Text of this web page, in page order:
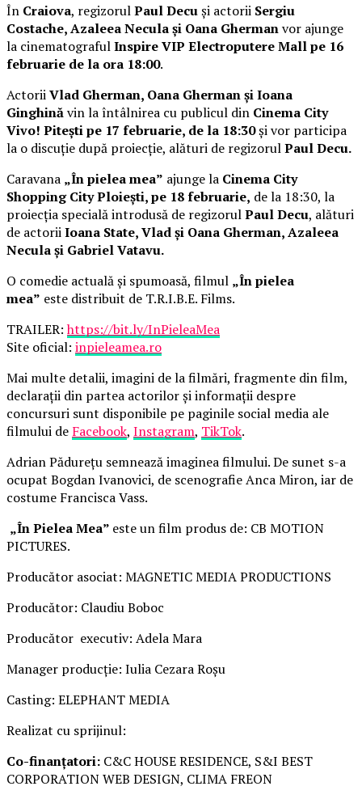
În Craiova, regizorulPaul Decuși actorii Sergiu
Costache, Azaleea Necula și Oana Ghermanvor ajunge
la cinematografulInspire VIP Electroputere Mall pe 16
februarie de la ora 18:00.
ActoriiVlad Gherman, Oana Gherman și Ioana
Ginghinăvin la întâlnirea cu publicul din Cinema City
Vivo! Pitești pe 17 februarie, de la 18:30și vor participa
la o discuție după proiecție, alături de regizorulPaul Decu.
Caravana „În pielea mea” ajunge la Cinema City
Shopping City Ploiești, pe 18 februarie, de la 18:30, la
proiecția specială introdusă de regizorulPaul Decu, alături
de actoriiIoana State, Vlad și Oana Gherman, Azaleea
Necula și Gabriel Vatavu.
O comedie actuală și spumoasă, filmul „În pielea
mea” este distribuit de T.R.I.B.E. Films.
TRAILER:https://bit.ly/InPieleaMea
Site oficial: inpieleamea.ro
Mai multe detalii, imagini de la filmări, fragmente din film,
declarații din partea actorilor și informații despre
concursuri sunt disponibile pe paginile social media ale
filmului de Facebook, Instagram, TikTok.
Adrian Pădurețu semnează imaginea filmului. De sunet s-a
ocupat Bogdan Ivanovici, de scenografie Anca Miron, iar de
costume Francisca Vass.
„În Pielea Mea” este un film produs de: CB MOTION
PICTURES.
Producător asociat: MAGNETIC MEDIA PRODUCTIONS
Producător: Claudiu Boboc
Producător executiv: Adela Mara
Manager producție: Iulia Cezara Roșu
Casting: ELEPHANT MEDIA
Realizat cu sprijinul:
Co-finanțatori: C&C HOUSE RESIDENCE, S&I BEST
CORPORATION WEB DESIGN, CLIMA FREON